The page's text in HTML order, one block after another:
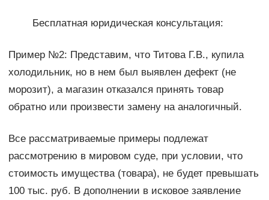
Бесплатная юридическая консультация:
Пример №2: Представим, что Титова Г.В., купила
холодильник, но в нем был выявлен дефект (не
морозит), а магазин отказался принять товар
обратно или произвести замену на аналогичный.
Все рассматриваемые примеры подлежат
рассмотрению в мировом суде, при условии, что
стоимость имущества (товара), не будет превышать
100 тыс. руб. В дополнении в исковое заявление